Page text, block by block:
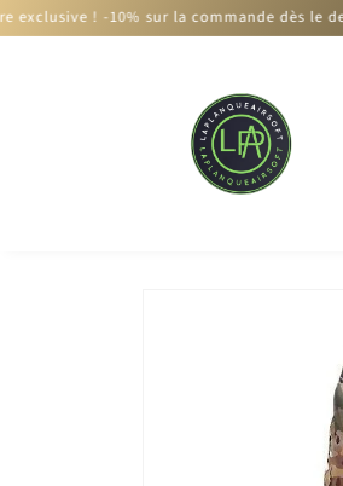
passer
sur la commande dès le deuxième article